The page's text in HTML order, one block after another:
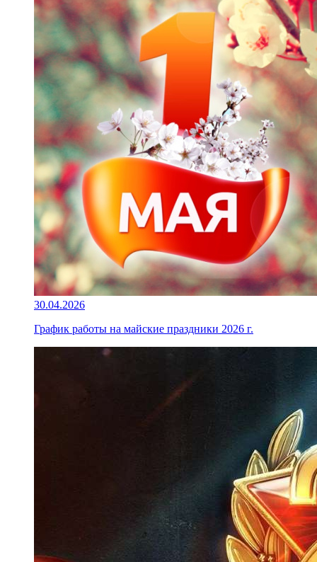
30.04.2026
График работы на майские праздники 2026 г.